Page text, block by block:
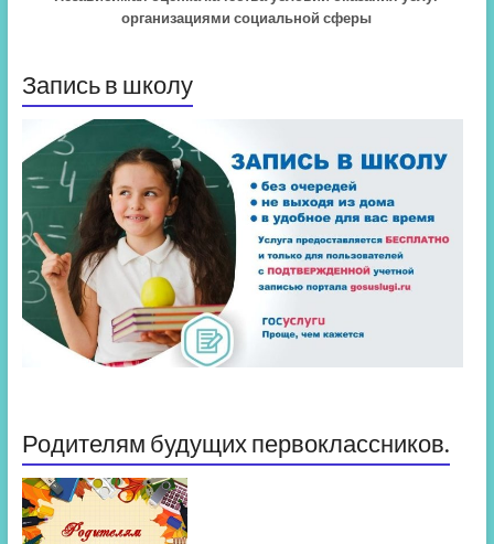
организациями социальной сферы
Запись в школу
Родителям будущих первоклассников.